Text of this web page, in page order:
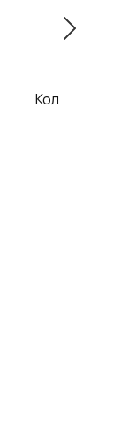
Кольцо